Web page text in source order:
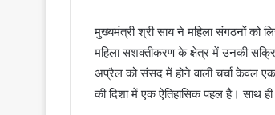
मुख्यमंत्री श्री साय ने महिला संगठनों को
महिला सशक्तीकरण के क्षेत्र में उनकी
अप्रैल को संसद में होने वाली चर्चा केवल
की दिशा में एक ऐतिहासिक पहल है। साथ